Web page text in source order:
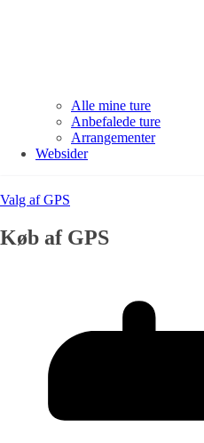
Alle mine ture
Anbefalede ture
Arrangementer
Websider
Valg af GPS
Køb af GPS